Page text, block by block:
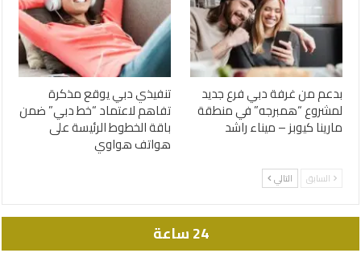
بدعم من غرفة دبي فرع جديد
لمشروع “همبرجه” في منطقة
مارينا كيوبز – ميناء راشد
تنفيذي دبي يوقع مذكرة
تفاهم لاعتماد “خط دبي” ضمن
باقة الخطوط الرئيسة على
هواتف هواوي
السابق التالي
24 ساعة